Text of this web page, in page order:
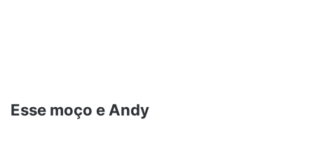
Esse moço e Andy